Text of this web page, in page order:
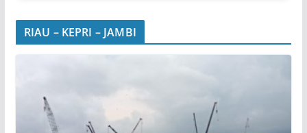
RIAU – KEPRI – JAMBI